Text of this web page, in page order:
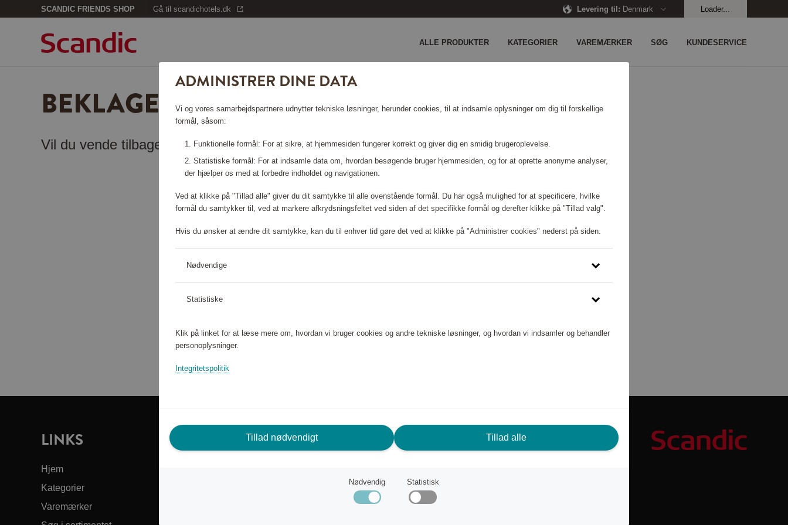
SCANDIC FRIENDS SHOP Gå til scandichotels.dk Levering til: Denmark Loader...
ALLE PRODUKTER KATEGORIER VAREMÆRKER SØG KUNDESERVICE
BEKLAGER, SIDEN KAN IKKE FINDES.
Vil du vende tilbage til startsiden?
ADMINISTRER DINE DATA
Vi og vores samarbejdspartnere udnytter tekniske løsninger, herunder cookies, til at indsamle oplysninger om dig til forskellige
formål, såsom:
Funktionelle formål: For at sikre, at hjemmesiden fungerer korrekt og giver dig en smidig brugeroplevelse.
Statistiske formål: For at indsamle data om, hvordan besøgende bruger hjemmesiden, og for at oprette anonyme analyser,
der hjælper os med at forbedre indholdet og navigationen.
Ved at klikke på "Tillad alle" giver du dit samtykke til alle ovenstående formål. Du har også mulighed for at specificere, hvilke
formål du samtykker til, ved at markere afkrydsningsfeltet ved siden af det specifikke formål og derefter klikke på "Tillad valg".
Hvis du ønsker at ændre dit samtykke, kan du til enhver tid gøre det ved at klikke på "Administrer cookies" nederst på siden.
Nødvendige
Statistiske
Klik på linket for at læse mere om, hvordan vi bruger cookies og andre tekniske løsninger, og hvordan vi indsamler og behandler
personoplysninger.
Integritetspolitik
Tillad nødvendigt Tillad alle
Nødvendig Statistisk
LINKS
Hjem
Kategorier
Varemærker
BRUG FOR HJÆLP? VI ER HER FOR